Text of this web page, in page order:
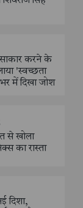
करने के
'स्वच्छता
में दिखा जोश
से खोला
का रास्ता
दिशा,